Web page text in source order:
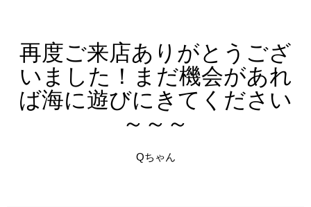
再度ご来店ありがとうござ
いました！まだ機会があれ
ば海に遊びにきてください
～～～
Qちゃん